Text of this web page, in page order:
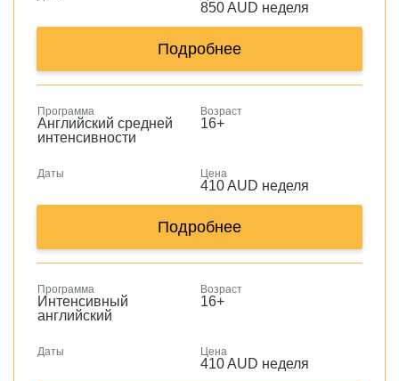
850 AUD неделя
Подробнее
Программа
Английский средней
интенсивности
Возраст
16+
Даты Цена
410 AUD неделя
Подробнее
Программа
Интенсивный
английский
Возраст
16+
Даты Цена
410 AUD неделя